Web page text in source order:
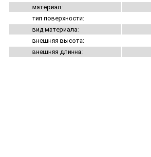
материал:
тип поверхности:
вид материала:
внешняя высота:
внешняя длинна: